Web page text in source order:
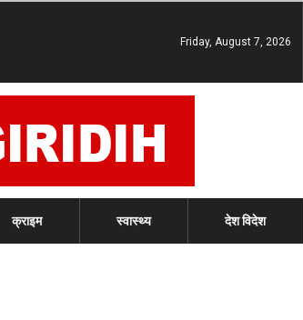
Friday, August 7, 2026
क्राइम स्वास्थ्य देश विदेश